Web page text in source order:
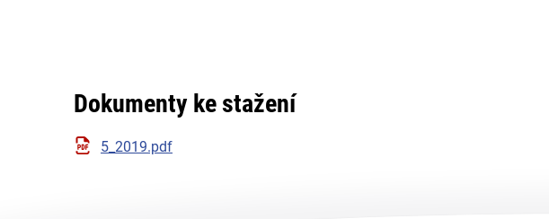
Dokumenty ke stažení
5_2019.pdf